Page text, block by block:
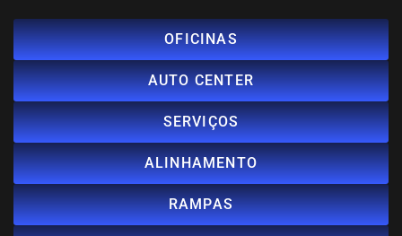
OFICINAS
AUTO CENTER
SERVIÇOS
ALINHAMENTO
RAMPAS